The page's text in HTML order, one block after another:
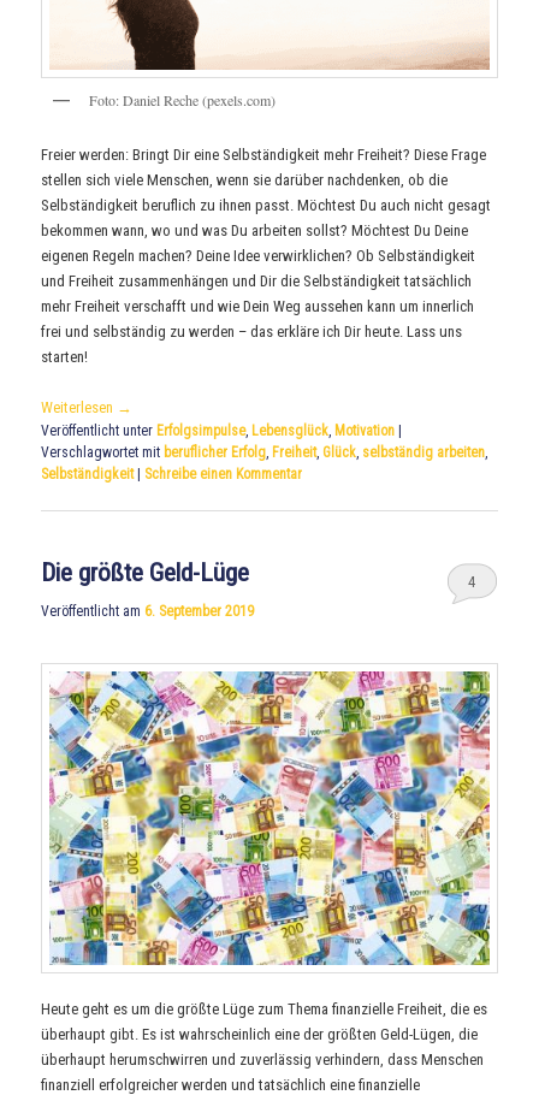
Foto: Daniel Reche (pexels.com)
Freier werden: Bringt Dir eine Selbständigkeit mehr Freiheit? Diese Frage
stellen sich viele Menschen, wenn sie darüber nachdenken, ob die
Selbständigkeit beruflich zu ihnen passt. Möchtest Du auch nicht gesagt
bekommen wann, wo und was Du arbeiten sollst? Möchtest Du Deine
eigenen Regeln machen? Deine Idee verwirklichen? Ob Selbständigkeit
und Freiheit zusammenhängen und Dir die Selbständigkeit tatsächlich
mehr Freiheit verschafft und wie Dein Weg aussehen kann um innerlich
frei und selbständig zu werden – das erkläre ich Dir heute. Lass uns
starten!
Weiterlesen →
Veröffentlicht unter Erfolgsimpulse, Lebensglück, Motivation
Verschlagwortet mit beruflicher Erfolg, Freiheit,Glück, selbständig arbeiten,
Selbständigkeit
Schreibe einen Kommentar
Die größte Geld-Lüge
Veröffentlicht am 6. September 2019
4
Heute geht es um die größte Lüge zum Thema finanzielle Freiheit, die es
überhaupt gibt. Es ist wahrscheinlich eine der größten Geld-Lügen, die
überhaupt herumschwirren und zuverlässig verhindern, dass Menschen
finanziell erfolgreicher werden und tatsächlich eine finanzielle